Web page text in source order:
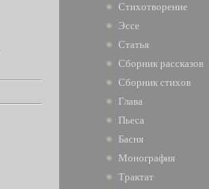
Стихотворение
Эссе
Статья
Сборник рассказов
Сборник стихов
Глава
Пьеса
Басня
Монография
Трактат